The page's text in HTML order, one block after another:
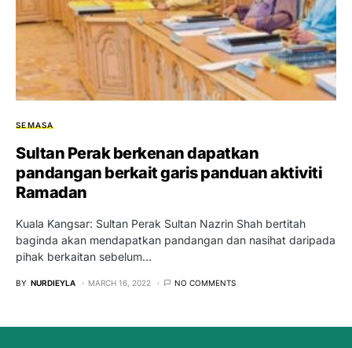
SEMASA
Sultan Perak berkenan dapatkan
pandangan berkait garis panduan aktiviti
Ramadan
Kuala Kangsar: Sultan Perak Sultan Nazrin Shah bertitah
baginda akan mendapatkan pandangan dan nasihat daripada
pihak berkaitan sebelum…
BY NURDIEYLA MARCH 16, 2022 NO COMMENTS